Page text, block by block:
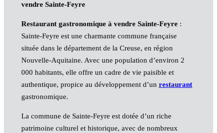
vendre Sainte-Feyre
Restaurant gastronomique à vendre Sainte-Feyre:
Sainte-Feyre est une charmante commune française
située dans le département de la Creuse, en région
Nouvelle-Aquitaine. Avec une population d’environ 2
000 habitants, elle offre un cadre de vie paisible et
authentique, propice au développement d’un restaurant
gastronomique.
La commune de Sainte-Feyre est dotée d’un riche
patrimoine culturel et historique, avec de nombreux